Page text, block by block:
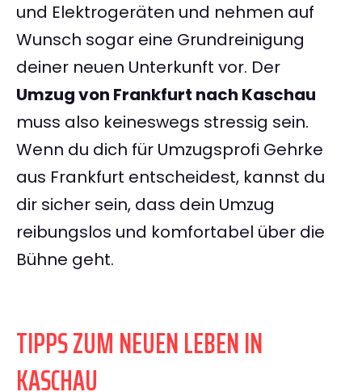
und Elektrogeräten und nehmen auf
Wunsch sogar eine Grundreinigung
deiner neuen Unterkunft vor. Der
Umzug von Frankfurt nach Kaschau
muss also keineswegs stressig sein.
Wenn du dich für Umzugsprofi Gehrke
aus Frankfurt entscheidest, kannst du
dir sicher sein, dass dein Umzug
reibungslos und komfortabel über die
Bühne geht.
TIPPS ZUM NEUEN LEBEN IN
KASCHAU